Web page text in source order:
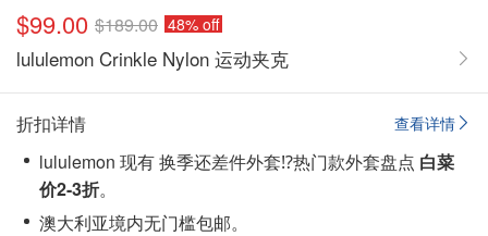
$99.00 $189.00 48% off
lululemon Crinkle Nylon 运动夹克
查看详情
折扣详情
lululemon 现有 换季还差件外套⁉️热门款外套盘点 白菜
价2-3折。
澳大利亚境内无门槛包邮。